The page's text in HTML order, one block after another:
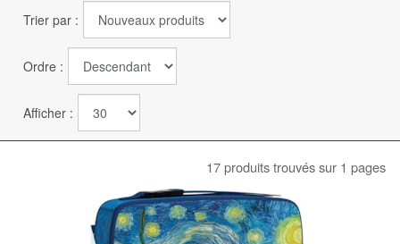
Trier par :
Ordre :
Afficher :
17 produits trouvés sur 1 pages